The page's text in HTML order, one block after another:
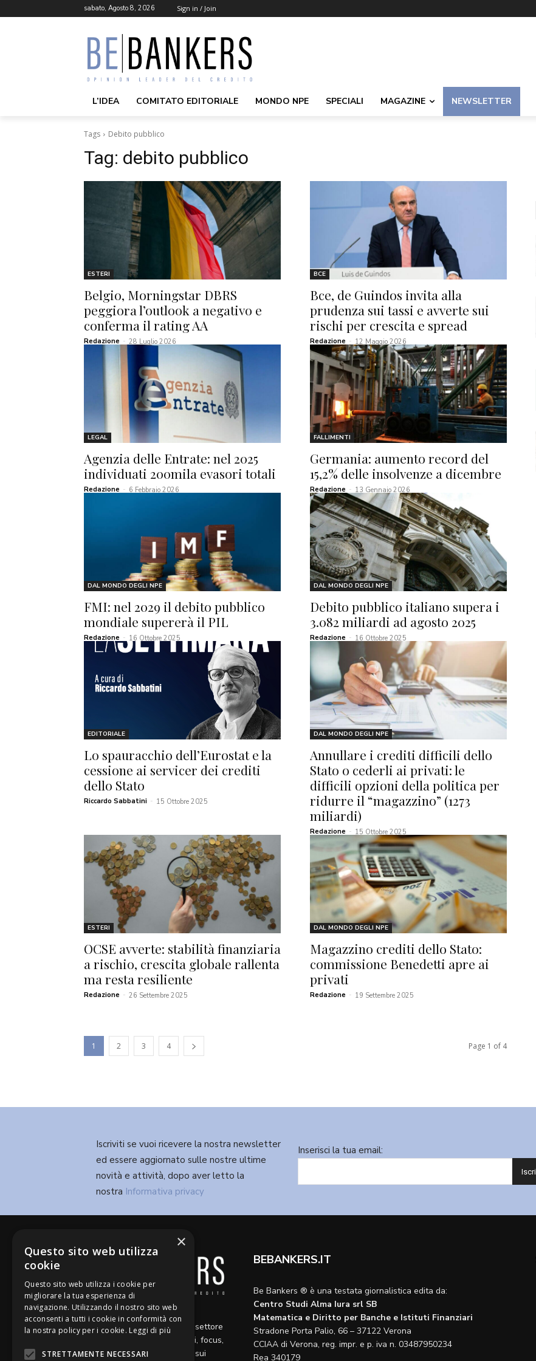
sabato, Agosto 8, 2026 Sign in / Join
L’IDEA COMITATO EDITORIALE MONDO NPE SPECIALI MAGAZINE NEWSLETTER
Tags Debito pubblico
Tag: debito pubblico
ESTERI
Belgio, Morningstar DBRS
peggiora l’outlook a negativo e
conferma il rating AA
Redazione - 28 Luglio 2026
BCE
Bce, de Guindos invita alla
prudenza sui tassi e avverte sui
rischi per crescita e spread
Redazione - 12 Maggio 2026
LEGAL
Agenzia delle Entrate: nel 2025
individuati 200mila evasori totali
Redazione - 6 Febbraio 2026
FALLIMENTI
Germania: aumento record del
15,2% delle insolvenze a dicembre
Redazione - 13 Gennaio 2026
DAL MONDO DEGLI NPE
FMI: nel 2029 il debito pubblico
mondiale supererà il PIL
Redazione - 16 Ottobre 2025
DAL MONDO DEGLI NPE
Debito pubblico italiano supera i
3.082 miliardi ad agosto 2025
Redazione - 16 Ottobre 2025
EDITORIALE
Lo spauracchio dell’Eurostat e la
cessione ai servicer dei crediti
dello Stato
Riccardo Sabbatini - 15 Ottobre 2025
DAL MONDO DEGLI NPE
Annullare i crediti difficili dello
Stato o cederli ai privati: le
difficili opzioni della politica per
ridurre il “magazzino” (1273
miliardi)
Redazione - 15 Ottobre 2025
ESTERI
OCSE avverte: stabilità finanziaria
a rischio, crescita globale rallenta
ma resta resiliente
Redazione - 26 Settembre 2025
DAL MONDO DEGLI NPE
Magazzino crediti dello Stato:
commissione Benedetti apre ai
privati
Redazione - 19 Settembre 2025
1 2 3 4 Page 1 of 4
Iscriviti se vuoi ricevere la nostra newsletter
ed essere aggiornato sulle nostre ultime
novità e attività, dopo aver letto la
nostra Informativa privacy
Inserisci la tua email:
Diamo voce a riflessioni,
aggiornamenti e opinioni sul settore
del credito, ospitando articoli, focus,
approfondimenti e interviste sui
BEBANKERS.IT
Be Bankers ® è una testata giornalistica edita da:
Centro Studi Alma Iura srl SB
Matematica e Diritto per Banche e Istituti Finanziari
Stradone Porta Palio, 66 – 37122 Verona
CCIAA di Verona, reg. impr. e p. iva n. 03487950234
Rea 340179
×
Questo sito web utilizza
cookie
Questo sito web utilizza i cookie per
migliorare la tua esperienza di
navigazione. Utilizzando il nostro sito web
acconsenti a tutti i cookie in conformità con
la nostra policy per i cookie. Leggi di più
STRETTAMENTE NECESSARI